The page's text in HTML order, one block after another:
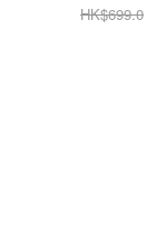
HK$699.0